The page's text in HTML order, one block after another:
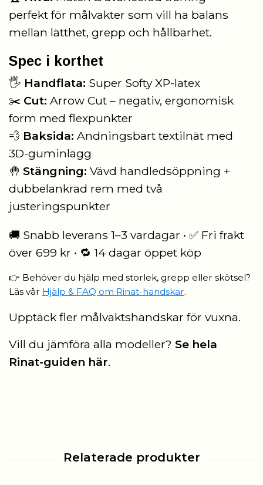
perfekt för målvakter som vill ha balans
mellan lätthet, grepp och hållbarhet.
Spec i korthet
🖐️ Handflata: Super Softy XP-latex
✂️ Cut: Arrow Cut – negativ, ergonomisk
form med flexpunkter
💨 Baksida: Andningsbart textilnät med
3D-guminlägg
🤚 Stängning: Vävd handledsöppning +
dubbelankrad rem med två
justeringspunkter
🚚 Snabb leverans 1–3 vardagar • ✅ Fri frakt
över 699 kr • 🔁 14 dagar öppet köp
👉 Behöver du hjälp med storlek, grepp eller skötsel?
Läs vår Hjälp & FAQ om Rinat-handskar.
Upptäck fler målvaktshandskar för vuxna.
Vill du jämföra alla modeller? Se hela
Rinat-guiden här.